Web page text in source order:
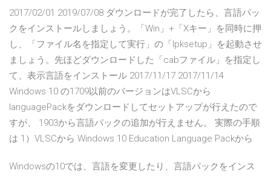
2017/02/01 2019/07/08 ダウンロードが完了したら、言語パッ
クをインストールしましょう。「Win」+「Xキー」を同時に押
し、「ファイル名を指定して実行」の「lpksetup」を起動させ
ましょう。先ほどダウンロードした「cabファイル」を指定し
て、表示言語をインストール 2017/11/17 2017/11/14
Windows 10 の1709以前のバージョンはVLSCから
languagePackをダウンロードしてセットアップが行えたので
すが、 1903から言語パックの追加が行えません。 実際の手順
は 1）VLSCから Windows 10 Education Language Packから
Windowsの10では、言語を変更したり、言語パックをインス